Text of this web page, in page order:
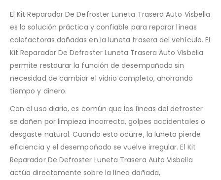
El Kit Reparador De Defroster Luneta Trasera Auto Visbella
es la solución práctica y confiable para reparar líneas
calefactoras dañadas en la luneta trasera del vehículo. El
Kit Reparador De Defroster Luneta Trasera Auto Visbella
permite restaurar la función de desempañado sin
necesidad de cambiar el vidrio completo, ahorrando
tiempo y dinero.
Con el uso diario, es común que las líneas del defroster
se dañen por limpieza incorrecta, golpes accidentales o
desgaste natural. Cuando esto ocurre, la luneta pierde
eficiencia y el desempañado se vuelve irregular. El Kit
Reparador De Defroster Luneta Trasera Auto Visbella
actúa directamente sobre la línea dañada,